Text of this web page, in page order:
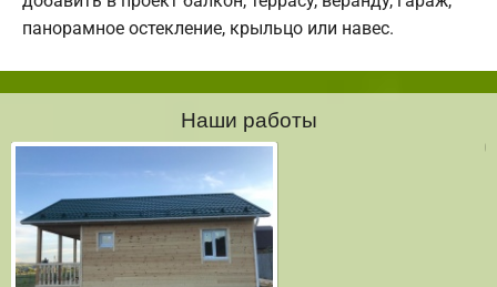
панорамное остекление, крыльцо или навес.
Наши работы